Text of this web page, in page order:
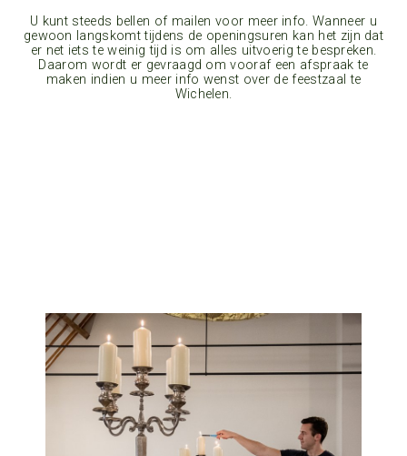
U kunt steeds bellen of mailen voor meer info. Wanneer u
gewoon langskomt tijdens de openingsuren kan het zijn dat
er net iets te weinig tijd is om alles uitvoerig te bespreken.
Daarom wordt er gevraagd om vooraf een afspraak te
maken indien u meer info wenst over de feestzaal te
Wichelen.